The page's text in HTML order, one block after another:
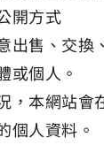
開方式
出售、交換
或個人。
，本網站會
個人資料。